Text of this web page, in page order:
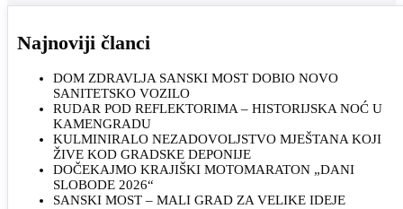
Najnoviji članci
DOM ZDRAVLJA SANSKI MOST DOBIO NOVO
SANITETSKO VOZILO
RUDAR POD REFLEKTORIMA – HISTORIJSKA NOĆ U
KAMENGRADU
KULMINIRALO NEZADOVOLJSTVO MJEŠTANA KOJI
ŽIVE KOD GRADSKE DEPONIJE
DOČEKAJMO KRAJIŠKI MOTOMARATON „DANI
SLOBODE 2026“
SANSKI MOST – MALI GRAD ZA VELIKE IDEJE